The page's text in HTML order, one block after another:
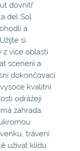
dovnitř
del Sol.
a
si
z více oblastí
scenérii a
dokončovací
kvalitní
odrážejí
zahrada:
trávení
užívat klidu.